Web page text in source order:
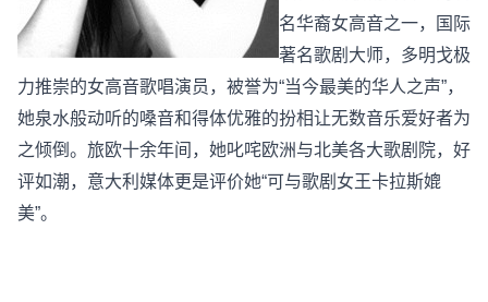
名华裔女高音之一，国际
著名歌剧大师，多明戈极
力推崇的女高音歌唱演员，被誉为“当今最美的华人之声”，
她泉水般动听的嗓音和得体优雅的扮相让无数音乐爱好者为
之倾倒。旅欧十余年间，她叱咤欧洲与北美各大歌剧院，好
评如潮，意大利媒体更是评价她“可与歌剧女王卡拉斯媲
美”。